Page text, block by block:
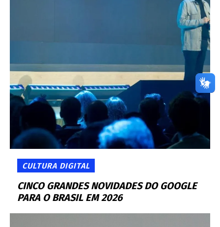
CULTURA DIGITAL
CINCO GRANDES NOVIDADES DO GOOGLE
PARA O BRASIL EM 2026